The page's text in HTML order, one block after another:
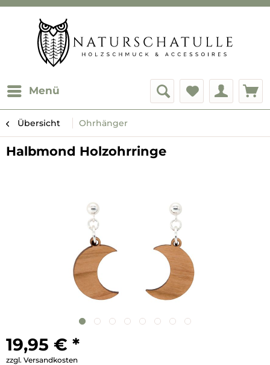
Menü
Übersicht Ohrhänger
Halbmond Holzohrringe
19,95 € *
zzgl. Versandkosten